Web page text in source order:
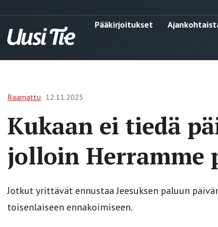
Pääkirjoitukset
Raamattu 12.11.2025
Kukaan ei tiedä
jolloin Herramme
Jotkut yrittävät ennustaa Jeesuksen paluun
toisenlaiseen ennakoimiseen.